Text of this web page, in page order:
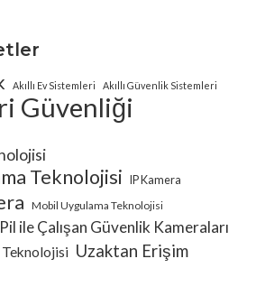
Akıllı Ev Sistemleri Akıllı Güvenlik Sistemleri
Güvenliği
Teknolojisi IP Kamera
Mobil Uygulama Teknolojisi
Pil ile Çalışan Güvenlik Kameraları
Teknolojisi Uzaktan Erişim